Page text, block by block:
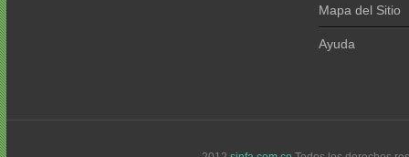
Mapa del Sitio
Ayuda